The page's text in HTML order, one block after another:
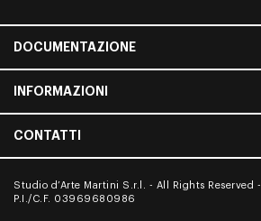
DOCUMENTAZIONE
INFORMAZIONI
CONTATTI
Studio d’Arte Martini S.r.l. - All Rights Reserved -
P.I./C.F. 03969680986